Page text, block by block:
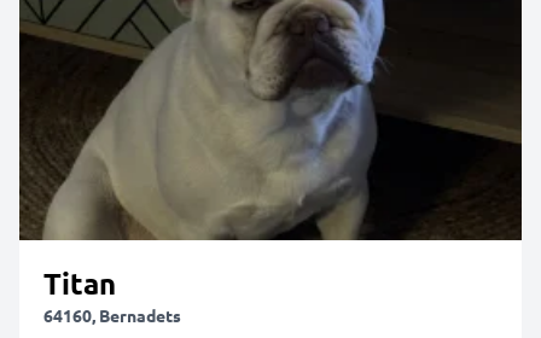
Titan
64160, Bernadets